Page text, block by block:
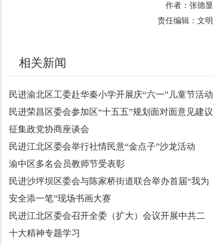
作者：张德显
责任编辑：文明
相关新闻
民进渝北区工委赴华秦小学开展庆“六一”儿童节活动
民进荣昌区委会参加区“十五五”规划面对面意见建议
征集政党协商座谈会
民进江北区委会举行社情民意“金点子”沙龙活动
渝中区多名会员教师节受表彰
民进沙坪坝区委会与陈家桥街道联合举办首届“我为
安全添一笔”现场书画大赛
民进江北区委会召开全委（扩大）会议开展中共二
十大精神专题学习